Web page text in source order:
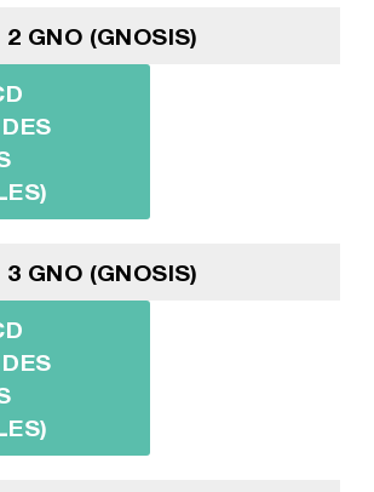
2 GNO (GNOSIS)
3 GNO (GNOSIS)